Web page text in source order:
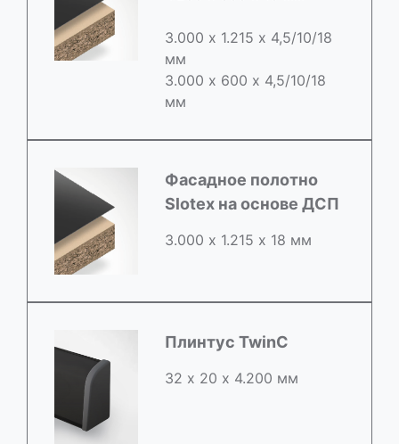
3.000 х 1.215 х 4,5/10/18
мм
3.000 х 600 х 4,5/10/18
мм
Фасадное полотно
Slotex на основе ДСП
3.000 х 1.215 х 18 мм
Плинтус TwinC
32 х 20 х 4.200 мм